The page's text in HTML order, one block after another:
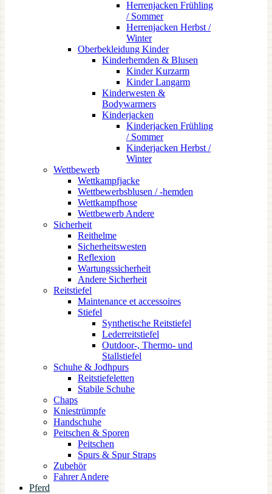
Herrenjacken Frühling
/ Sommer
Herrenjacken Herbst /
Winter
Oberbekleidung Kinder
Kinderhemden & Blusen
Kinder Kurzarm
Kinder Langarm
Kinderwesten &
Bodywarmers
Kinderjacken
Kinderjacken Frühling
/ Sommer
Kinderjacken Herbst /
Winter
Wettbewerb
Wettkampfjacke
Wettbewerbsblusen / -hemden
Wettkampfhose
Wettbewerb Andere
Sicherheit
Reithelme
Sicherheitswesten
Reflexion
Wartungssicherheit
Andere Sicherheit
Reitstiefel
Maintenance et accessoires
Stiefel
Synthetische Reitstiefel
Lederreitstiefel
Outdoor-, Thermo- und
Stallstiefel
Schuhe & Jodhpurs
Reitstiefeletten
Stabile Schuhe
Chaps
Kniestrümpfe
Handschuhe
Peitschen & Sporen
Peitschen
Spurs & Spur Straps
Zubehör
Fahrer Andere
Pferd